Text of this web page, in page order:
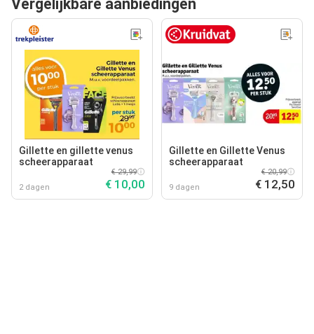
Vergelijkbare aanbiedingen
Gillette en gillette venus
scheerapparaat
2 dagen
€ 29,99
€ 10,00
Gillette en Gillette Venus
scheerapparaat
9 dagen
€ 20,99
€ 12,50